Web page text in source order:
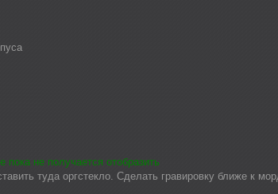
не получается отобразить
туда оргстекло. Сделать гравировку ближе к